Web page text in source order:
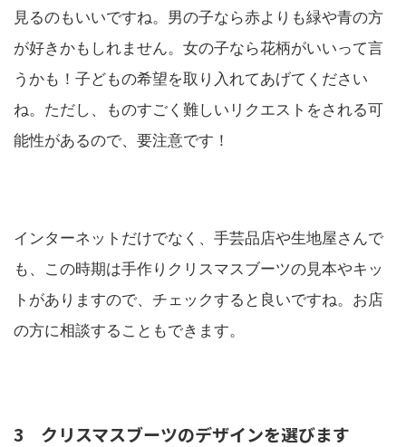
見るのもいいですね。男の子なら赤よりも緑や青の方
が好きかもしれません。女の子なら花柄がいいって言
うかも！子どもの希望を取り入れてあげてください
ね。ただし、ものすごく難しいリクエストをされる可
能性があるので、要注意です！
インターネットだけでなく、手芸品店や生地屋さんで
も、この時期は手作りクリスマスブーツの見本やキッ
トがありますので、チェックすると良いですね。お店
の方に相談することもできます。
3 クリスマスブーツのデザインを選びます